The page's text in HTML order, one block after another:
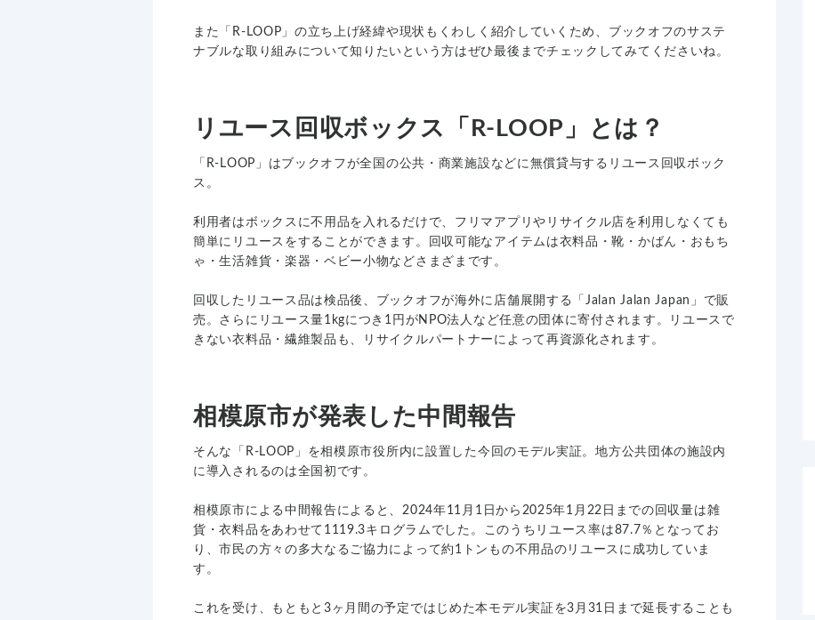
また「R-LOOP」の立ち上げ経緯や現状もくわしく紹介していくため、ブックオフのサステ
ナブルな取り組みについて知りたいという方はぜひ最後までチェックしてみてくださいね。
リユース回収ボックス「R-LOOP」とは？
「R-LOOP」はブックオフが全国の公共・商業施設などに無償貸与するリユース回収ボック
ス。
利用者はボックスに不用品を入れるだけで、フリマアプリやリサイクル店を利用しなくても
簡単にリユースをすることができます。回収可能なアイテムは衣料品・靴・かばん・おもち
ゃ・生活雑貨・楽器・ベビー小物などさまざまです。
回収したリユース品は検品後、ブックオフが海外に店舗展開する「Jalan Jalan Japan」で販
売。さらにリユース量1kgにつき1円がNPO法人など任意の団体に寄付されます。リユースで
きない衣料品・繊維製品も、リサイクルパートナーによって再資源化されます。
相模原市が発表した中間報告
そんな「R-LOOP」を相模原市役所内に設置した今回のモデル実証。地方公共団体の施設内
に導入されるのは全国初です。
相模原市による中間報告によると、2024年11月1日から2025年1月22日までの回収量は雑
貨・衣料品をあわせて1119.3キログラムでした。このうちリユース率は87.7％となってお
り、市民の方々の多大なるご協力によって約1トンもの不用品のリユースに成功していま
す。
これを受け、もともと3ヶ月間の予定ではじめた本モデル実証を3月31日まで延長することも